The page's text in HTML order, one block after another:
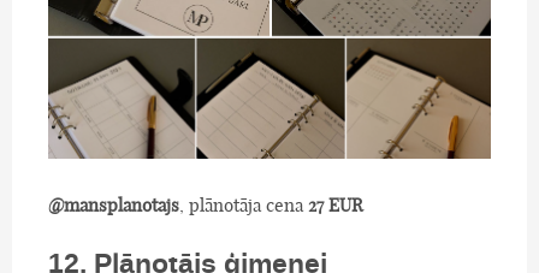
@mansplanotajs, plānotāja cena 27 EUR
12. Plānotājs ģimenei